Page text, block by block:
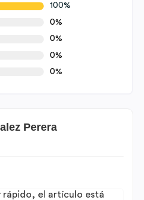
100%
0%
0%
0%
0%
Perera
rápido, el artículo está